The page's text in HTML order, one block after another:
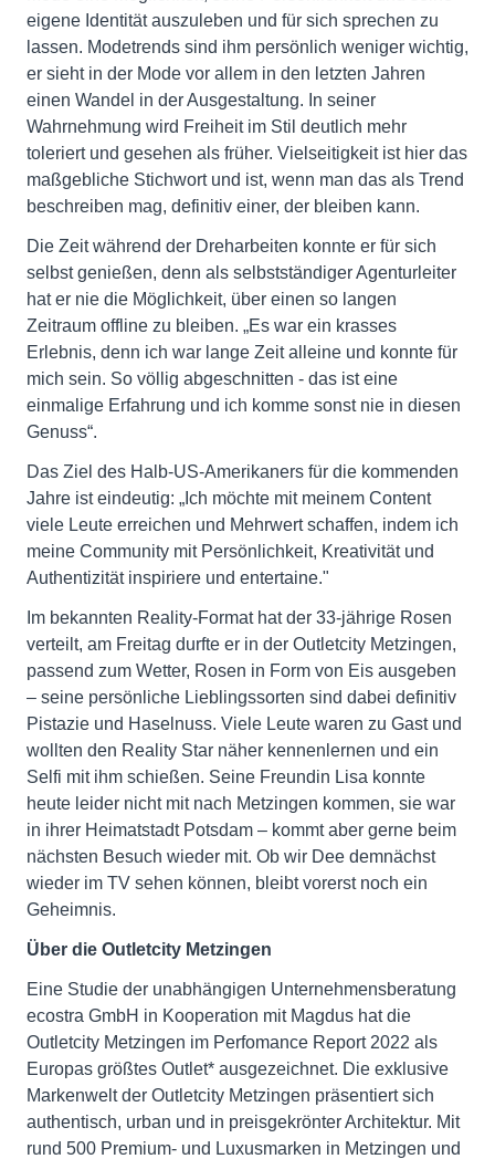
eigene Identität auszuleben und für sich sprechen zu
lassen. Modetrends sind ihm persönlich weniger wichtig,
er sieht in der Mode vor allem in den letzten Jahren
einen Wandel in der Ausgestaltung. In seiner
Wahrnehmung wird Freiheit im Stil deutlich mehr
toleriert und gesehen als früher. Vielseitigkeit ist hier das
maßgebliche Stichwort und ist, wenn man das als Trend
beschreiben mag, definitiv einer, der bleiben kann.
Die Zeit während der Dreharbeiten konnte er für sich
selbst genießen, denn als selbstständiger Agenturleiter
hat er nie die Möglichkeit, über einen so langen
Zeitraum offline zu bleiben. „Es war ein krasses
Erlebnis, denn ich war lange Zeit alleine und konnte für
mich sein. So völlig abgeschnitten - das ist eine
einmalige Erfahrung und ich komme sonst nie in diesen
Genuss“.
Das Ziel des Halb-US-Amerikaners für die kommenden
Jahre ist eindeutig: „Ich möchte mit meinem Content
viele Leute erreichen und Mehrwert schaffen, indem ich
meine Community mit Persönlichkeit, Kreativität und
Authentizität inspiriere und entertaine."
Im bekannten Reality-Format hat der 33-jährige Rosen
verteilt, am Freitag durfte er in der Outletcity Metzingen,
passend zum Wetter, Rosen in Form von Eis ausgeben
– seine persönliche Lieblingssorten sind dabei definitiv
Pistazie und Haselnuss. Viele Leute waren zu Gast und
wollten den Reality Star näher kennenlernen und ein
Selfi mit ihm schießen. Seine Freundin Lisa konnte
heute leider nicht mit nach Metzingen kommen, sie war
in ihrer Heimatstadt Potsdam – kommt aber gerne beim
nächsten Besuch wieder mit. Ob wir Dee demnächst
wieder im TV sehen können, bleibt vorerst noch ein
Geheimnis.
Über die Outletcity Metzingen
Eine Studie der unabhängigen Unternehmensberatung
ecostra GmbH in Kooperation mit Magdus hat die
Outletcity Metzingen im Perfomance Report 2022 als
Europas größtes Outlet* ausgezeichnet. Die exklusive
Markenwelt der Outletcity Metzingen präsentiert sich
authentisch, urban und in preisgekrönter Architektur. Mit
rund 500 Premium- und Luxusmarken in Metzingen und